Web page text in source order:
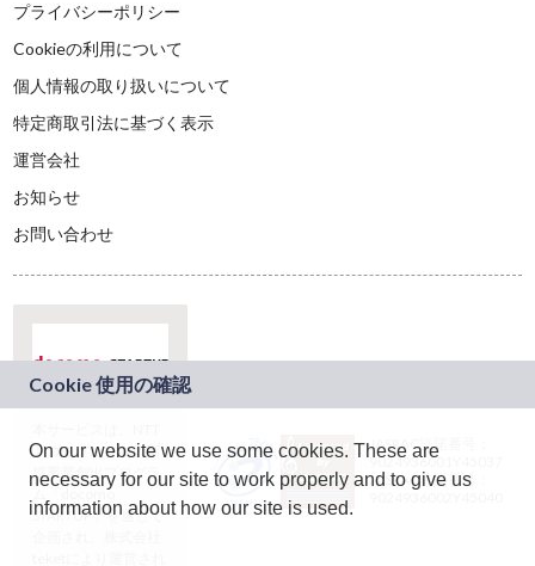
プライバシーポリシー
Cookieの利用について
個人情報の取り扱いについて
特定商取引法に基づく表示
運営会社
お知らせ
お問い合わせ
ドコモグループの新
規事業創出プログラ
ム「docomo
STARTUP」を通じて
JASRAC許諾番号：
9024936001Y45037
JASRAC許諾番号：
On our website we use some cookies. These are
necessary for our site to work properly and to give us
information about how our site is used.